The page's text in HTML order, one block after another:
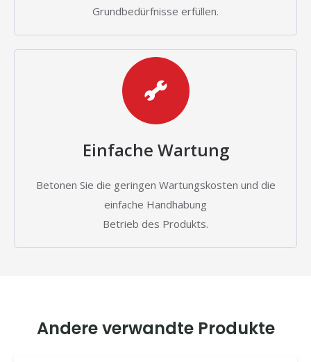
Grundbedürfnisse erfüllen.
Einfache Wartung
Betonen Sie die geringen Wartungskosten und die
einfache Handhabung
Betrieb des Produkts.
Andere verwandte Produkte